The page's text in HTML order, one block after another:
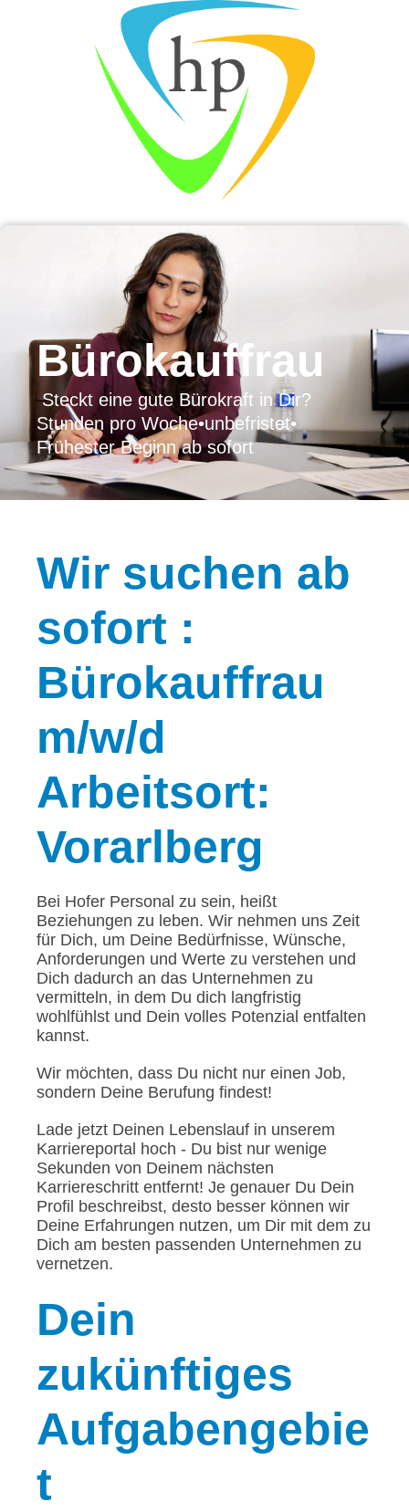
Bürokauffrau
Steckt eine gute Bürokraft in Dir?
Stunden pro Woche•unbefristet•
Frühester Beginn ab sofort
Wir suchen ab
sofort :
Bürokauffrau
m/w/d
Arbeitsort:
Vorarlberg
Bei Hofer Personal zu sein, heißt
Beziehungen zu leben. Wir nehmen uns Zeit
für Dich, um Deine Bedürfnisse, Wünsche,
Anforderungen und Werte zu verstehen und
Dich dadurch an das Unternehmen zu
vermitteln, in dem Du dich langfristig
wohlfühlst und Dein volles Potenzial entfalten
kannst.
Wir möchten, dass Du nicht nur einen Job,
sondern Deine Berufung findest!
Lade jetzt Deinen Lebenslauf in unserem
Karriereportal hoch - Du bist nur wenige
Sekunden von Deinem nächsten
Karriereschritt entfernt! Je genauer Du Dein
Profil beschreibst, desto besser können wir
Deine Erfahrungen nutzen, um Dir mit dem zu
Dich am besten passenden Unternehmen zu
vernetzen.
Dein
zukünftiges
Aufgabengebie
t